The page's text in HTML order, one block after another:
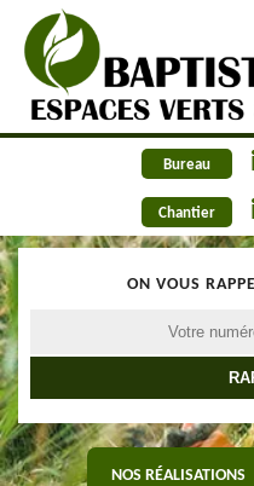
Bureau
Chantier
ON VOUS
NOS RÉALISATIONS